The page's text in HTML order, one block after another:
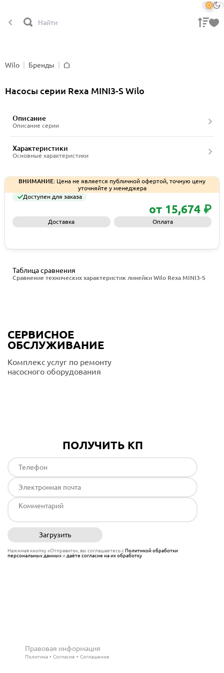
Wilo
Бренды
Насосы серии Rexa MINI3-S Wilo
Описание
Описание серии
Характеристики
Основные характеристики
ВНИМАНИЕ: Цена не является публичной офертой, точную цену
уточняйте у менеджера
Доступен для заказа
от 15,674 ₽
Доставка Оплата
Сравнение технических характеристик линейки Wilo Rexa MINI3-S
Таблица сравнения
СЕРВИСНОЕ
ОБСЛУЖИВАНИЕ
Комплекс услуг по ремонту
насосного оборудования
ПОЛУЧИТЬ КП
Загрузить
Нажимая кнопку «Отправить», вы соглашаетесь сПолитикой обработки
персональных данныхи даёте согласие на их обработку
Правовая информация
Политика Согласие Соглашение